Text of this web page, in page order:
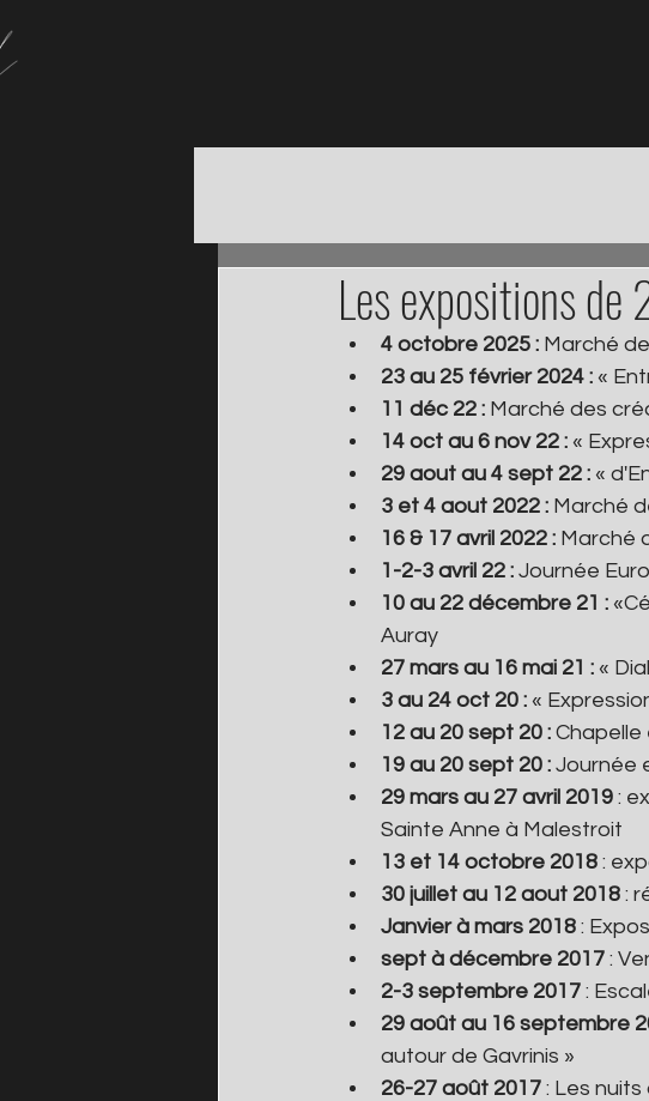
Les expositions de
4 octobre 2025 : Marché
23 au 25 février 2024 : «
11 déc 22 : Marché des
14 oct au 6 nov 22 : «
29 aout au 4 sept 22 : «
3 et 4 aout 2022 : Marché
16 & 17 avril 2022 : Marché
1-2-3 avril 22 : Journée
10 au 22 décembre 21 :
Auray
27 mars au 16 mai 21 : «
3 au 24 oct 20 : «
12 au 20 sept 20 : Chapelle
19 au 20 sept 20 : Journée
29 mars au 27 avril 2019 :
Sainte Anne à Malestroit
13 et 14 octobre 2018 :
30 juillet au 12 aout 2018 :
Janvier à mars 2018 :
sept à décembre 2017 :
2-3 septembre 2017 :
29 août au 16 septembre
autour de Gavrinis »
26-27 août 2017 : Les